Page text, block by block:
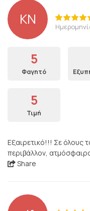
KN
5
Φαγητό
5
Τιμή
Εξαιρετικό!!! Σε όλους
περιβάλλον,
Share